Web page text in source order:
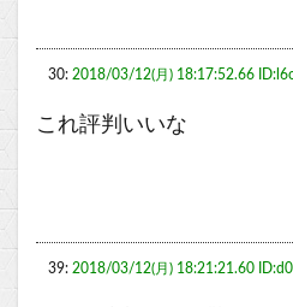
30: 2018/03/12(月) 18:17:52.66
これ評判いいな
39: 2018/03/12(月) 18:21:21.60